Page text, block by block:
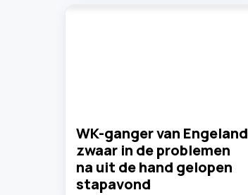
WK-ganger van Engeland
zwaar in de problemen
na uit de hand gelopen
stapavond